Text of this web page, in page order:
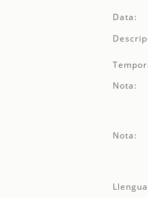
Data:
Nota:
Nota: